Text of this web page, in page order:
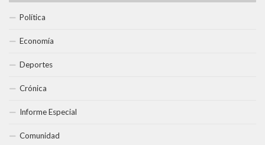
Política
Economía
Deportes
Crónica
Informe Especial
Comunidad